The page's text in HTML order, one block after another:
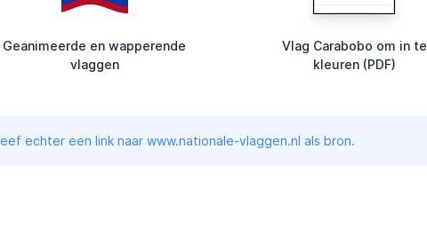
Geanimeerde en wapperende
vlaggen
Vlag Carabobo om in te
kleuren (PDF)
echter een link naar www.nationale-vlaggen.nl als bron.